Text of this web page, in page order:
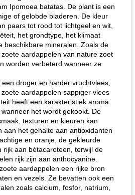
Ipomoea batatas. De plant is een
of gelobde bladeren. De kleur
paars tot rood tot lichtgeel en wit,
het grondtype, het klimaat
beschikbare mineralen. Zoals de
aardappelen van nature zoet
worden verbeterd wanneer ze
droger en harder vruchtvlees,
aardappelen sappiger vlees
heeft een karakteristiek aroma
het wordt gekookt. De
texturen en kleuren kan
aan het gehalte aan antioxidanten
en oranje, de gekleurde
rijk aan bètacaroteen, terwijl de
rijk zijn aan anthocyanine.
aardappelen een rijke bron
en vezels. Ze bevatten ook een
zoals calcium, fosfor, natrium,